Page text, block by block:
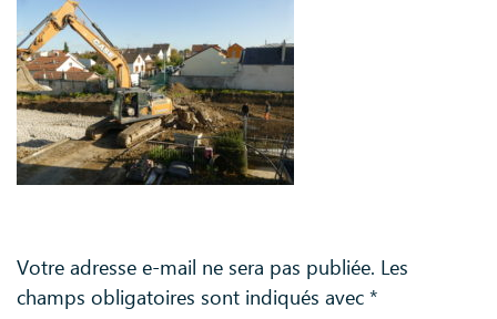
Votre adresse e-mail ne sera pas publiée. Les
champs obligatoires sont indiqués avec *